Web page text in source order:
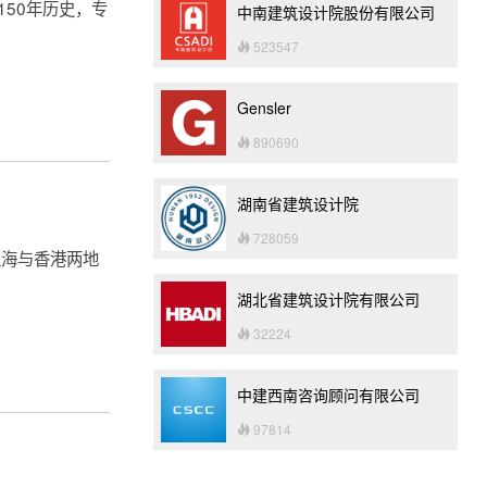
年历史，专
与香港两地
中南建筑设计院股份有限公司
523547
Gensler
890690
湖南省建筑设计院
728059
湖北省建筑设计院有限公司
32224
中建西南咨询顾问有限公司
97814